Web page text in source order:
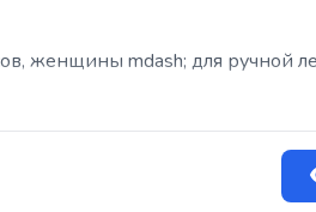
женщины mdash; для ручной